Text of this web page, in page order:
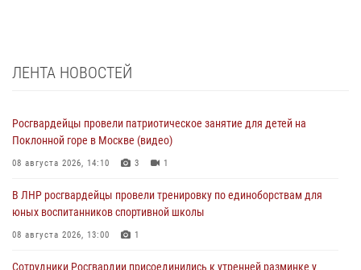
ЛЕНТА НОВОСТЕЙ
Росгвардейцы провели патриотическое занятие для детей на
Поклонной горе в Москве (видео)
08 августа 2026, 14:10 3 1
В ЛНР росгвардейцы провели тренировку по единоборствам для
юных воспитанников спортивной школы
08 августа 2026, 13:00 1
Сотрудники Росгвардии присоединились к утренней разминке у